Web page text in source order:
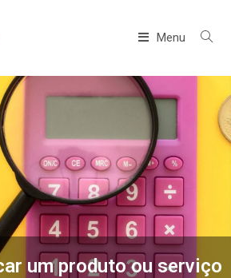
Menu
um produto ou serviço